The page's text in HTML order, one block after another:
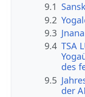
9.1
9.2
9.3
9.4 TSA
des
9.5
der